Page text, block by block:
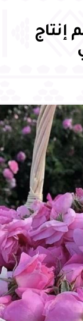
تطلعات
بتوفير بيئة
إنتاج